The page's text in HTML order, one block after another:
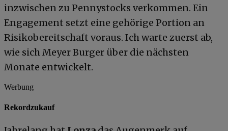
inzwischen zu Pennystocks verkommen. Ein
Engagement setzt eine gehörige Portion an
Risikobereitschaft voraus. Ich warte zuerst ab,
wie sich Meyer Burger über die nächsten
Monate entwickelt.
Werbung
Rekordzukauf